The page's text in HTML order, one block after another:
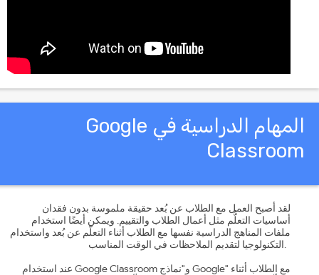
المهام الدراسية في Google
لقد أصبح العمل مع الطلاب عن بُعد حقيقة ملموسة بدون فقدان
أساسيات التعلُّم مثل أعمال الطلاب والتقييم. ويمكن أيضًا استخدام
ملفات المناهج الدراسية نفسها مع الطلاب أثناء التعلّم عن بُعد واستخدام
عند استخدام Google Classroom و"نماذج Google" مع الطلاب أثناء